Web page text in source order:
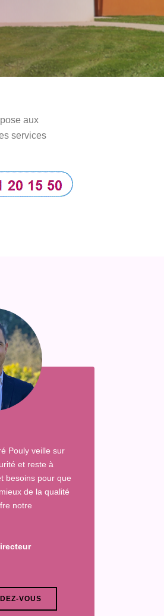
aux
services
Pouly veille sur
et reste à
besoins pour que
de la qualité
notre
VOUS